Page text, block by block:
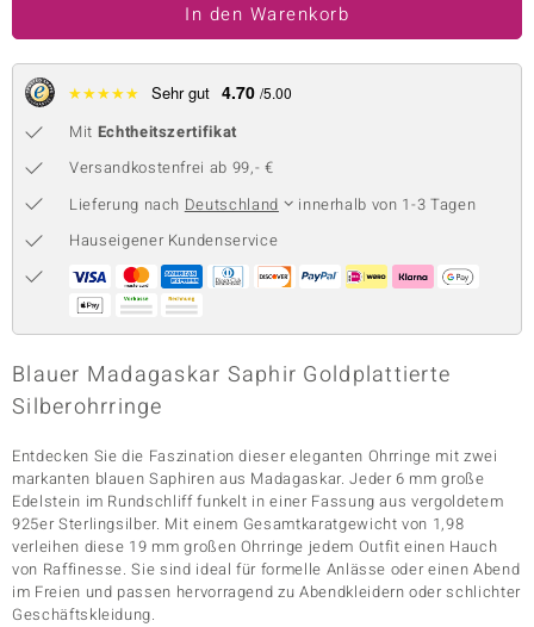
Collection
Classics
In den Warenkorb
★★★★★ Sehr gut 4.70 /5.00
Mit Echtheitszertifikat
Versandkostenfrei ab 99,- €
Lieferung nach Deutschland
innerhalb von 1-3 Tagen
Hauseigener Kundenservice
Blauer Madagaskar Saphir Goldplattierte
Silberohrringe
Entdecken Sie die Faszination dieser eleganten Ohrringe mit zwei
markanten blauen Saphiren aus Madagaskar. Jeder 6 mm große
Edelstein im Rundschliff funkelt in einer Fassung aus vergoldetem
925er Sterlingsilber. Mit einem Gesamtkaratgewicht von 1,98
verleihen diese 19 mm großen Ohrringe jedem Outfit einen Hauch
von Raffinesse. Sie sind ideal für formelle Anlässe oder einen Abend
im Freien und passen hervorragend zu Abendkleidern oder schlichter
Geschäftskleidung.